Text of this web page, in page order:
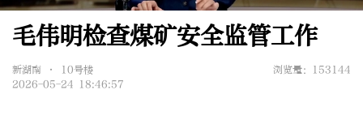
毛伟明检查煤矿安全监管工作
新湖南 • 10号楼
浏览量：153144
2026-05-24 18:46:57